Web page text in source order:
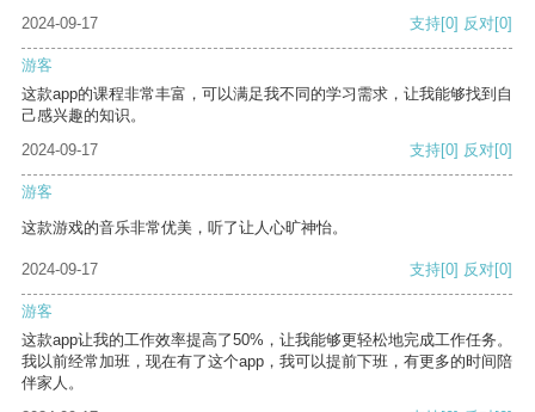
2024-09-17
支持[0] 反对[0]
游客
这款app的课程非常丰富，可以满足我不同的学习需求，让我能够找到自
己感兴趣的知识。
2024-09-17
支持[0] 反对[0]
游客
这款游戏的音乐非常优美，听了让人心旷神怡。
2024-09-17 支持[0] 反对[0]
游客
这款app让我的工作效率提高了50%，让我能够更轻松地完成工作任务。
我以前经常加班，现在有了这个app，我可以提前下班，有更多的时间陪
伴家人。